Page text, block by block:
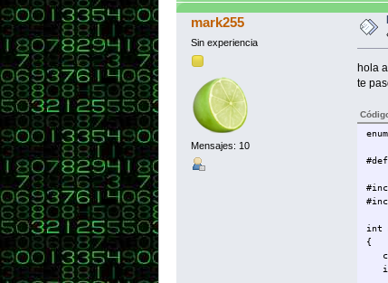
mark255
Sin experiencia
Mensajes: 10
hola
te
int
{
int